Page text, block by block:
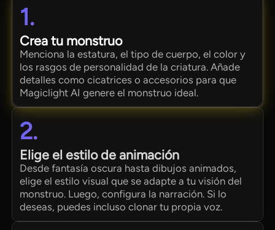
1.
Crea tu monstruo
Menciona la estatura, el tipo de cuerpo, el color y
los rasgos de personalidad de la criatura. Añade
detalles como cicatrices o accesorios para que
Magiclight AI genere el monstruo ideal.
2.
Elige el estilo de animación
Desde fantasía oscura hasta dibujos animados,
elige el estilo visual que se adapte a tu visión del
monstruo. Luego, configura la narración. Si lo
deseas, puedes incluso clonar tu propia voz.